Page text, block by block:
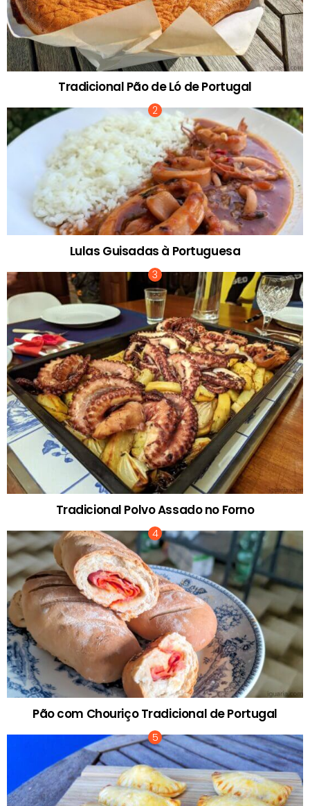
Tradicional Pão de Ló de Portugal
Lulas Guisadas à Portuguesa
Tradicional Polvo Assado no Forno
Pão com Chouriço Tradicional de Portugal